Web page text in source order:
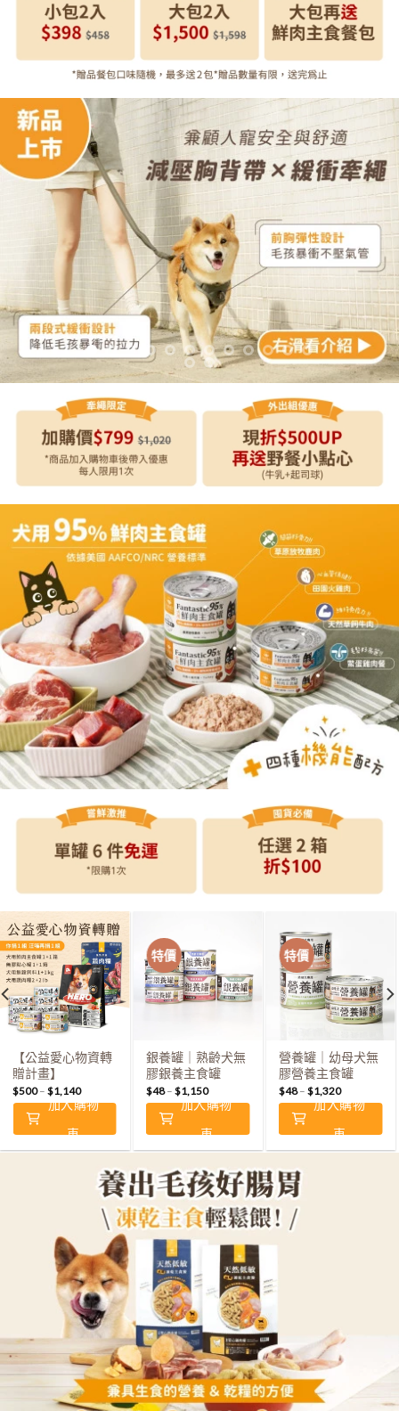
【公益愛心物資轉
贈計畫】
$500–$1,140
加入購物
車
特價
銀養罐｜熟齡犬無
膠銀養主食罐
$48– $1,150
加入購物
車
特價
營養罐｜幼母犬無
膠營養主食罐
$48– $1,320
加入購物
車